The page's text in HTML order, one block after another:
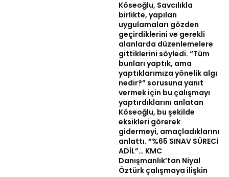
Köseoğlu, Savcılıkla
birlikte, yapılan
uygulamaları gözden
geçirdiklerini ve gerekli
alanlarda düzenlemelere
gittiklerini söyledi. “Tüm
bunları yaptık, ama
yaptıklarımıza yönelik algı
nedir?” sorusuna yanıt
vermek için bu çalışmayı
yaptırdıklarını anlatan
Köseoğlu, bu şekilde
eksikleri görerek
gidermeyi, amaçladıklarını
anlattı. “%65 SINAV SÜRECİ
ADİL”… KMC
Danışmanlık’tan Niyal
Öztürk çalışmaya ilişkin